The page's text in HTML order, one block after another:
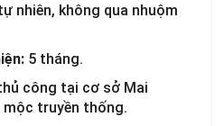
nhiên, không qua nhuộm
5 tháng.
công tại cơ sở Mai
mộc truyền thống.